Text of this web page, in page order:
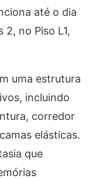
até o dia
2, no Piso L1,
uma estrutura
incluindo
corredor
elásticas.
que